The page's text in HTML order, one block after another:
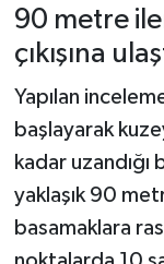
90 metre
çıkışına
Yapılan
başlayarak
kadar
yaklaşık 90
basamaklara